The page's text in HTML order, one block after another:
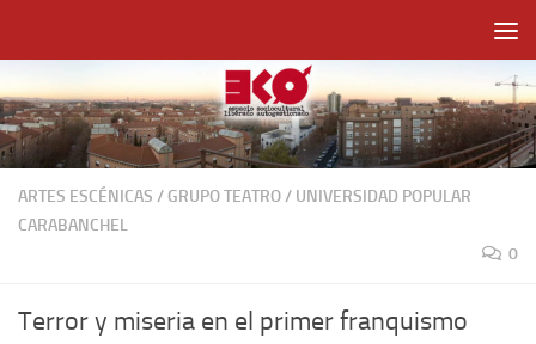
ARTES ESCÉNICAS / GRUPO TEATRO/ UNIVERSIDAD POPULAR
CARABANCHEL
0
Terror y miseria en el primer franquismo